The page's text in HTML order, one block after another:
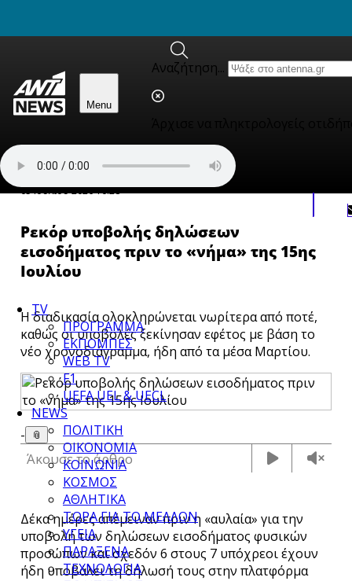
Skip to content
Menu
Αναζήτηση...
TV
ΠΡΟΓΡΑΜΜΑ
ΕΚΠΟΜΠΕΣ
WEB TV
F1
UEFA UEL & UECL
NEWS
ΠΟΛΙΤΙΚΗ
ΟΙΚΟΝΟΜΙΑ
ΚΟΙΝΩΝΙΑ
ΚΟΣΜΟΣ
ΑΘΛΗΤΙΚΑ
ΤΩΡΑ ΓΙΑ ΤΟ ΜΕΛΛΟΝ
ΥΓΕΙΑ
ΠΑΡΑΞΕΝΑ
ΤΕΧΝΟΛΟΓΙΑ
Οικονομία
05 Ιουλίου 2026 10:28
Ρεκόρ υποβολής δηλώσεων
εισοδήματος πριν το «νήμα» της 15ης
Ιουλίου
Η διαδικασία ολοκληρώνεται νωρίτερα από ποτέ,
καθώς οι υποβολές ξεκίνησαν εφέτος με βάση το
νέο χρονοδιάγραμμα, ήδη από τα μέσα Μαρτίου.
- 📎
Άκουσε το άρθρο
Δέκα ημέρες απέμειναν πριν η «αυλαία» για την
υποβολή των δηλώσεων εισοδήματος φυσικών
προσώπων και σχεδόν 6 στους 7 υπόχρεοι έχουν
ήδη υποβάλει τη δήλωσή τους στην πλατφόρμα